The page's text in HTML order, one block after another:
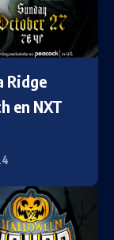
Ridge
en NXT